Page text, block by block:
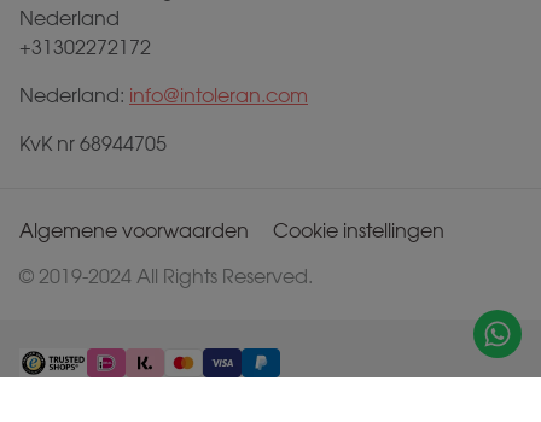
Nederland
+31302272172
Nederland: info@intoleran.com
KvK nr 68944705
© 2019-2024 All Rights Reserved.
Algemene voorwaarden Cookie instellingen